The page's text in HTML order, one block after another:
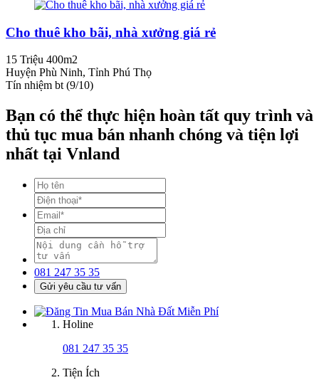
Cho thuê kho bãi, nhà xưởng giá rẻ
15 Triệu 400m2
Huyện Phù Ninh, Tỉnh Phú Thọ
Tín nhiệm bt (9/10)
Bạn có thể thực hiện hoàn tất quy trình và
thủ tục mua bán nhanh chóng và tiện lợi
nhất tại Vnland
081 247 35 35
Gửi yêu cầu tư vấn
Holine
081 247 35 35
Tiện Ích